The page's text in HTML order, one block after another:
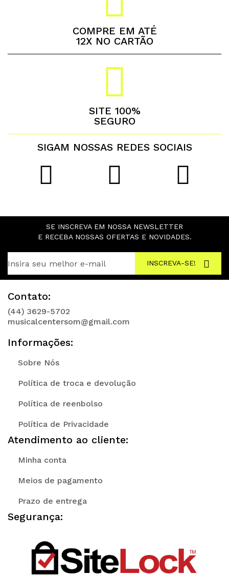
COMPRE EM ATÉ
12X NO CARTÃO
SITE 100%
SEGURO
SIGAM NOSSAS REDES SOCIAIS
SE INSCREVA EM NOSSA NEWSLETTER
E RECEBA NOSSAS OFERTAS E NOVIDADES.
INSCREVA-SE!
Contato:
(44) 3629-5702
musicalcentersom@gmail.com
Informações:
Sobre Nós
Política de troca e devolução
Política de reenbolso
Política de Privacidade
Atendimento ao cliente:
Minha conta
Meios de pagamento
Prazo de entrega
Segurança: